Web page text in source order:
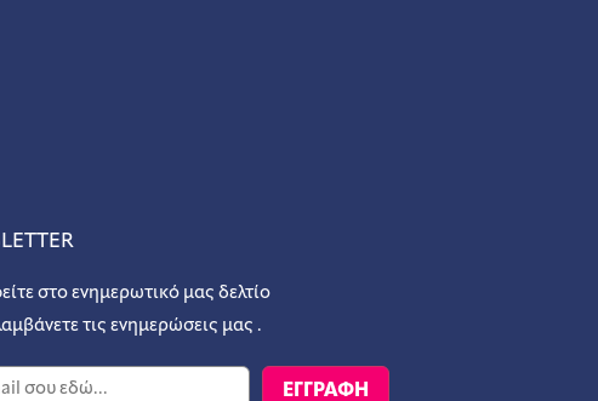
στο ενημερωτικό μας δελτίο
τις ενημερώσεις μας .